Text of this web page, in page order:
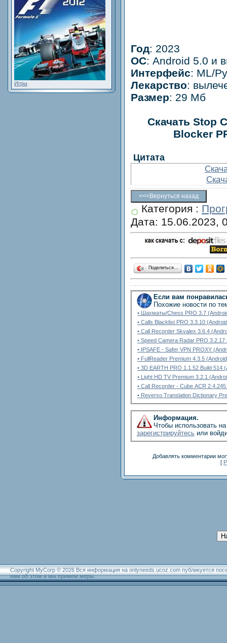
Игры
Год: 2023
OС: Аndroid 5.0 и
Интерфейс: ML/
Лекарство:
Размер: 29 Мб
Скачать Stop
Blocker
Цитата
Категория :
Дата: 15.06.2023,
Поделиться…
Если вам
Похожие новости по
• Шахматы/Chess PRO 3.7
• Calls Blacklist PRO 3.3.10
• Call Recorder Skvalex 3.6.4
• Speed Camera Radar PRO 3.2.17
• IPSAFE - Safer VPN PROXY
• FullReader Premium 4.3.5
• 3D EARTH PRO 1.1.52 Build 514
• Light HD TV Premium 3.2.1
• Call Recorder - Cube ACR
• Reverso Translation Dictionary
Информация.
Чтобы использовать
зарегистрируйтесьили
Добавлять комментарии
[
Copyright MyCorp © 2026 Вся информация на onlyneeds.ucoz.com публикуется
нам об этом и мы примем меры.